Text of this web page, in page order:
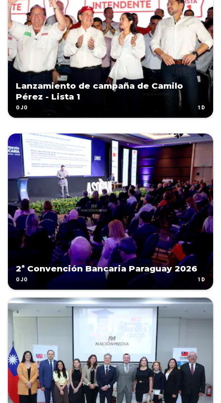
Lanzamiento de campaña de Camilo
Pérez - Lista 1
OJO 1D
2ª Convención Bancaria Paraguay 2026
OJO 1D